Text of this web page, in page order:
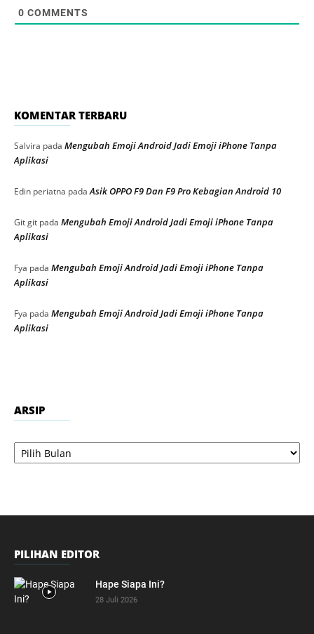
0 COMMENTS
KOMENTAR TERBARU
Salvira pada Mengubah Emoji Android Jadi Emoji iPhone Tanpa
Aplikasi
Edin periatna padaAsik OPPO F9 Dan F9 Pro Kebagian Android 10
Git git pada Mengubah Emoji Android Jadi Emoji iPhone Tanpa
Aplikasi
Fya pada Mengubah Emoji Android Jadi Emoji iPhone Tanpa
Aplikasi
Fya pada Mengubah Emoji Android Jadi Emoji iPhone Tanpa
Aplikasi
ARSIP
Arsip
PILIHAN EDITOR
Hape Siapa Ini?
28 Juli 2026